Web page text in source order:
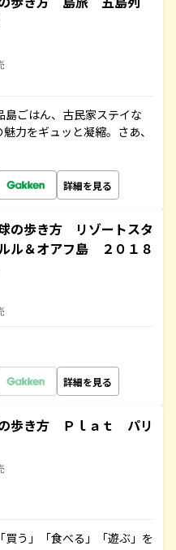
島ごはん、古民家ステイな
力をギュッと凝縮。さあ、
詳細を見る
の歩き方 リゾートスタ
ル＆オアフ島 ２０１８
詳細を見る
歩き方 Ｐｌａｔ パリ
う」「食べる」「遊ぶ」を